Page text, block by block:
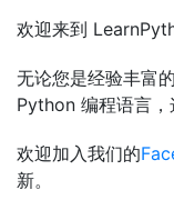
欢迎来到
无论您是经验丰富
Python 编程语言，
欢迎加入我们的
新。